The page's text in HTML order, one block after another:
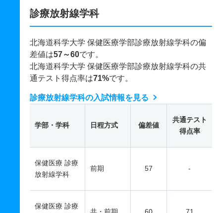
診療放射線学科
北海道科学大学 保健医療学部診療放射線学科の偏
差値は57～60です。
北海道科学大学 保健医療学部診療放射線学科の共
通テスト得点率は71%です。
診療放射線学科の入試情報を見る
学部・学科 日程方式 偏差値
共通テスト
得点率
保健医療 診療
放射線学科
前期 57 -
保健医療 診療